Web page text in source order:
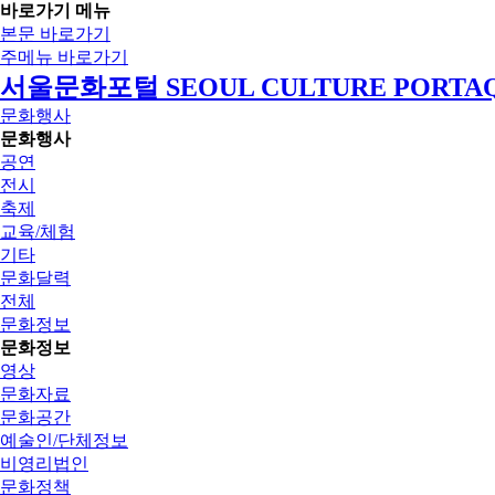
바로가기 메뉴
본문 바로가기
주메뉴 바로가기
서울문화포털 SEOUL CULTURE
문화행사
문화행사
공연
전시
축제
교육/체험
기타
문화달력
전체
문화정보
문화정보
영상
문화자료
문화공간
예술인/단체정보
비영리법인
문화정책